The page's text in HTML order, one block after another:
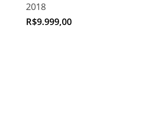
2018
R$9.999,00